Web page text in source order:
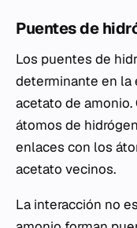
Puentes de
Los puentes de
determinante en la
acetato de
átomos de
enlaces con los
acetato vecinos.
La interacción no